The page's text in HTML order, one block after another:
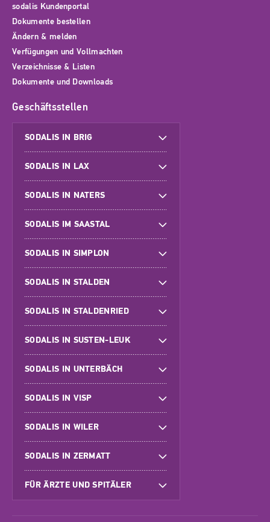
sodalis Kundenportal
Dokumente bestellen
Ändern & melden
Verfügungen und Vollmachten
Verzeichnisse & Listen
Dokumente und Downloads
Geschäftsstellen
SODALIS IN BRIG
SODALIS IN LAX
SODALIS IN NATERS
SODALIS IM SAASTAL
SODALIS IN SIMPLON
SODALIS IN STALDEN
SODALIS IN STALDENRIED
SODALIS IN SUSTEN-LEUK
SODALIS IN UNTERBÄCH
SODALIS IN VISP
SODALIS IN WILER
SODALIS IN ZERMATT
FÜR ÄRZTE UND SPITÄLER